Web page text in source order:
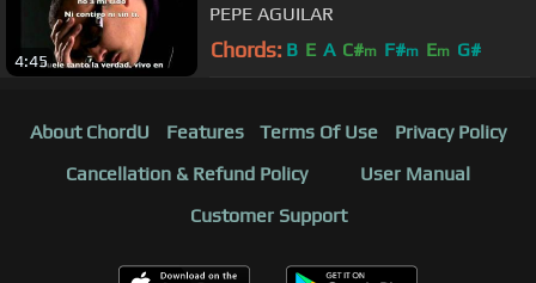
4:45
PEPE AGUILAR
Chords: B E A C#m F#m Em G#
About ChordU Features Terms Of Use
Privacy Policy
Cancellation & Refund Policy
User Manual
Customer Support